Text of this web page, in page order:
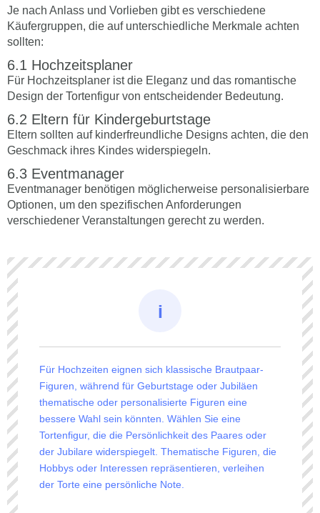
Je nach Anlass und Vorlieben gibt es verschiedene
Käufergruppen, die auf unterschiedliche Merkmale achten
sollten:
Hochzeitsplaner
Für Hochzeitsplaner ist die Eleganz und das romantische
Design der Tortenfigur von entscheidender Bedeutung.
Eltern für Kindergeburtstage
Eltern sollten auf kinderfreundliche Designs achten, die den
Geschmack ihres Kindes widerspiegeln.
Eventmanager
Eventmanager benötigen möglicherweise personalisierbare
Optionen, um den spezifischen Anforderungen
verschiedener Veranstaltungen gerecht zu werden.
Für Hochzeiten eignen sich klassische Brautpaar-
Figuren, während für Geburtstage oder Jubiläen
thematische oder personalisierte Figuren eine
bessere Wahl sein könnten. Wählen Sie eine
Tortenfigur, die die Persönlichkeit des Paares oder
der Jubilare widerspiegelt. Thematische Figuren, die
Hobbys oder Interessen repräsentieren, verleihen
der Torte eine persönliche Note.